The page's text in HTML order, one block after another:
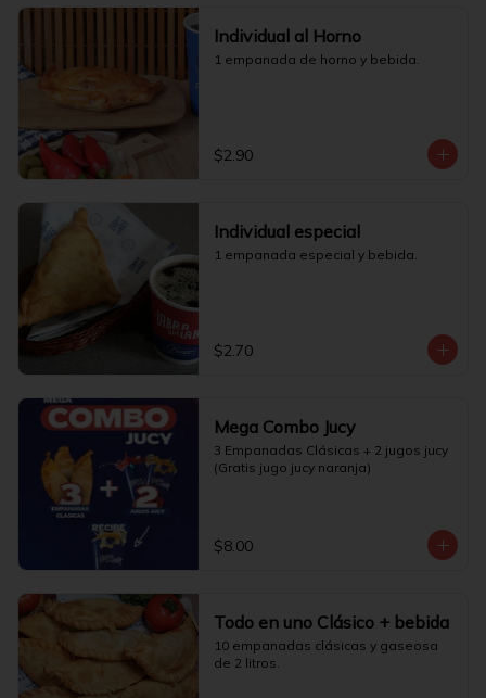
Individual al Horno
1 empanada de horno y bebida.
$2.90
Individual especial
1 empanada especial y bebida.
$2.70
Mega Combo Jucy
3 Empanadas Clásicas + 2 jugos jucy
(Gratis jugo jucy naranja)
$8.00
Todo en uno Clásico + bebida
10 empanadas clásicas y gaseosa
de 2 litros.